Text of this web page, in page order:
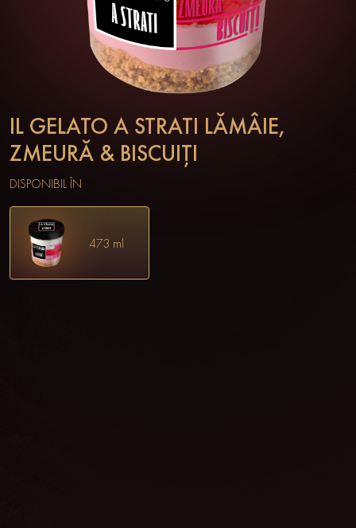
IL GELATO A STRATI LĂMÂIE,
ZMEURĂ & BISCUIȚI
DISPONIBIL ÎN
473 ml